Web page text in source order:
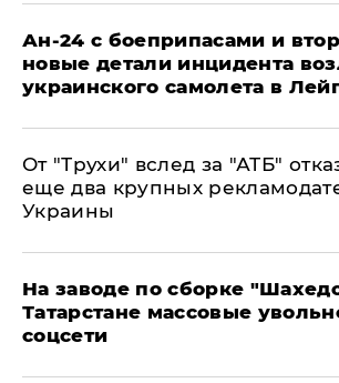
Ан-24 с боеприпасами и
новые детали инцидента
украинского самолета в
От "Трухи" вслед за "АТБ"
еще два крупных
Украины
На заводе по сборке
Татарстане массовые
соцсети